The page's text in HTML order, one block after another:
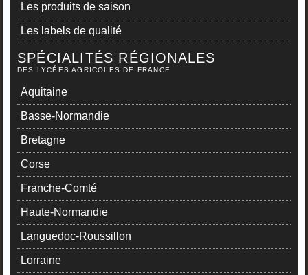
Les produits de saison
Les labels de qualité
SPÉCIALITÉS RÉGIONALES
DES LYCÉES AGRICOLES DE FRANCE
Aquitaine
Basse-Normandie
Bretagne
Corse
Franche-Comté
Haute-Normandie
Languedoc-Roussillon
Lorraine